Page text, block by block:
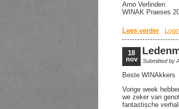
Arno Verlinden
WINAK Praeses
Lees verder over
18
nov
Submitted by
Beste WINAkkers
Vorige week
we zeker van
fantastische